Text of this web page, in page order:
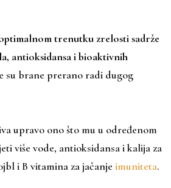
trenutku zrelosti sadrže
antioksidansa i bioaktivnih
su brane prerano radi dugog
upravo ono što mu u određenom
više vode, antioksidansa i kalija za
i B vitamina za jačanje imuniteta.